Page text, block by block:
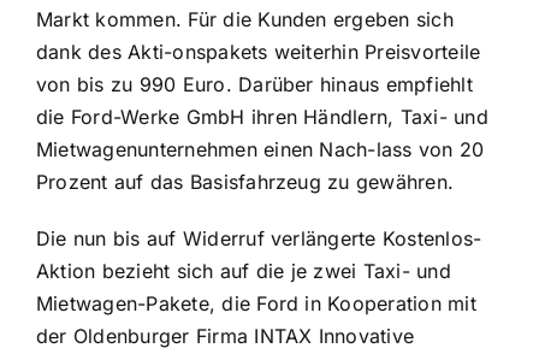
Markt kommen. Für die Kunden ergeben sich
dank des Akti-onspakets weiterhin Preisvorteile
von bis zu 990 Euro. Darüber hinaus empfiehlt
die Ford-Werke GmbH ihren Händlern, Taxi- und
Mietwagenunternehmen einen Nach-lass von 20
Prozent auf das Basisfahrzeug zu gewähren.
Die nun bis auf Widerruf verlängerte Kostenlos-
Aktion bezieht sich auf die je zwei Taxi- und
Mietwagen-Pakete, die Ford in Kooperation mit
der Oldenburger Firma INTAX Innovative